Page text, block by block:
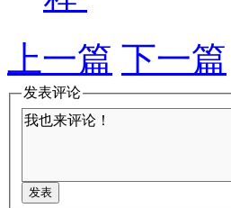
上一篇 下一篇
发表评论